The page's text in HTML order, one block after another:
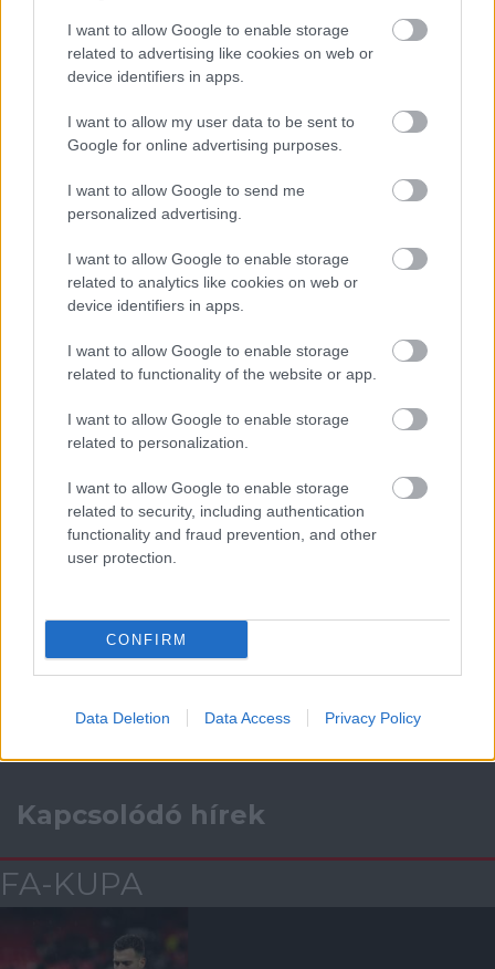
I want to allow Google to enable storage
related to advertising like cookies on web or
device identifiers in apps.
I want to allow my user data to be sent to
Google for online advertising purposes.
I want to allow Google to send me
personalized advertising.
I want to allow Google to enable storage
related to analytics like cookies on web or
device identifiers in apps.
I want to allow Google to enable storage
related to functionality of the website or app.
I want to allow Google to enable storage
related to personalization.
I want to allow Google to enable storage
related to security, including authentication
functionality and fraud prevention, and other
user protection.
CONFIRM
Data Deletion Data Access Privacy Policy
Meccs Center
Paris Saint-Germainvs
Manchester United
Felkészülési szezon 4. mérkőzés
2026-08-08 17:00
1 nap 20 óra 34 perc 34 másodperc
Leeds UnitedvsManchester United2026-08-12 20:30
AC MilanvsManchester United2026-08-15 18:00
Támogatás
Támogasd adományoddal
a ManUtdFanatics.hu működését!
Kapcsolódó hírek
FA-KUPA